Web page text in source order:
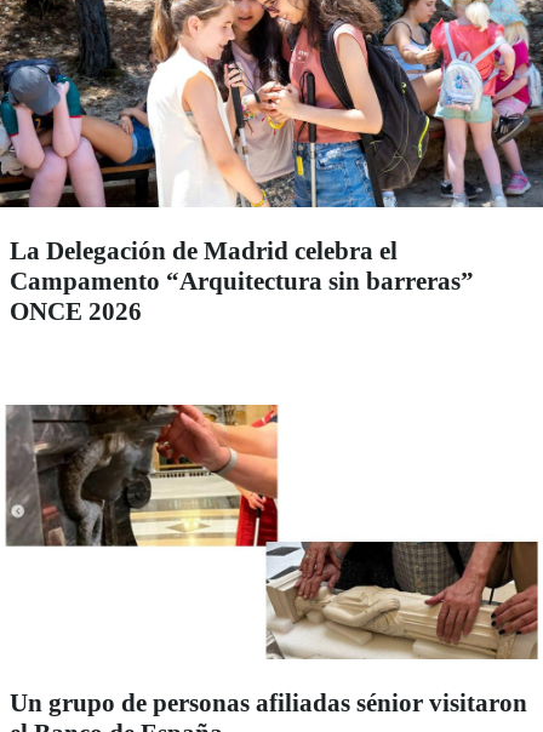
La Delegación de Madrid celebra el
Campamento “Arquitectura sin barreras”
ONCE 2026
Un grupo de personas afiliadas sénior visitaron